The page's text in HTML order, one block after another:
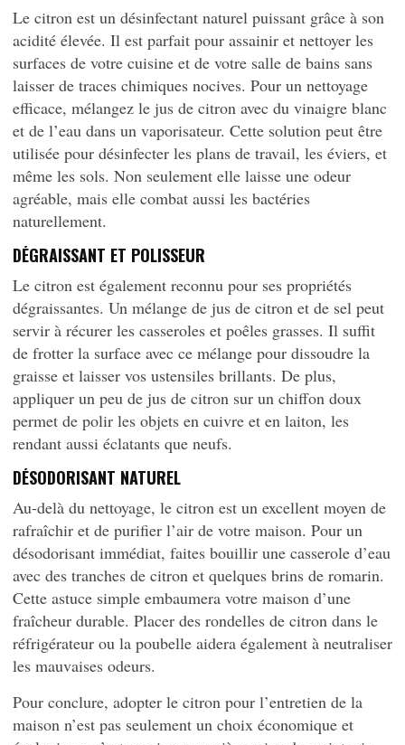
Le citron est un désinfectant naturel puissant grâce à son
acidité élevée. Il est parfait pour assainir et nettoyer les
surfaces de votre cuisine et de votre salle de bains sans
laisser de traces chimiques nocives. Pour un nettoyage
efficace, mélangez le jus de citron avec du vinaigre blanc
et de l’eau dans un vaporisateur. Cette solution peut être
utilisée pour désinfecter les plans de travail, les éviers, et
même les sols. Non seulement elle laisse une odeur
agréable, mais elle combat aussi les bactéries
naturellement.
DÉGRAISSANT ET POLISSEUR
Le citron est également reconnu pour ses propriétés
dégraissantes. Un mélange de jus de citron et de sel peut
servir à récurer les casseroles et poêles grasses. Il suffit
de frotter la surface avec ce mélange pour dissoudre la
graisse et laisser vos ustensiles brillants. De plus,
appliquer un peu de jus de citron sur un chiffon doux
permet de polir les objets en cuivre et en laiton, les
rendant aussi éclatants que neufs.
DÉSODORISANT NATUREL
Au-delà du nettoyage, le citron est un excellent moyen de
rafraîchir et de purifier l’air de votre maison. Pour un
désodorisant immédiat, faites bouillir une casserole d’eau
avec des tranches de citron et quelques brins de romarin.
Cette astuce simple embaumera votre maison d’une
fraîcheur durable. Placer des rondelles de citron dans le
réfrigérateur ou la poubelle aidera également à neutraliser
les mauvaises odeurs.
Pour conclure, adopter le citron pour l’entretien de la
maison n’est pas seulement un choix économique et